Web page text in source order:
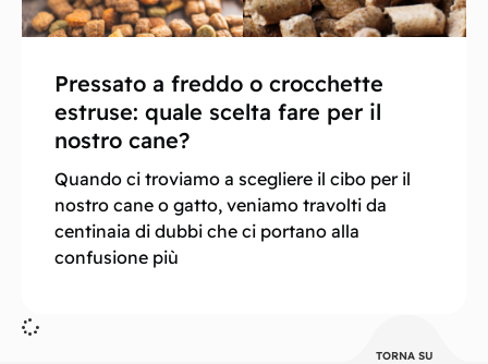
Pressato a freddo o crocchette
estruse: quale scelta fare per il
nostro cane?
Quando ci troviamo a scegliere il cibo per il
nostro cane o gatto, veniamo travolti da
centinaia di dubbi che ci portano alla
confusione più
TORNA SU